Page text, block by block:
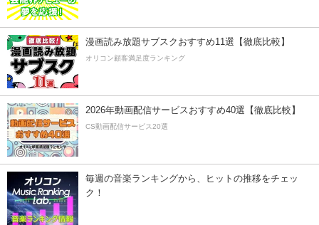
漫画読み放題サブスクおすすめ11選【徹底比較】
オリコン顧客満足度ランキング
2026年動画配信サービスおすすめ40選【徹底比較】
CS動画配信サービス20選
毎週の音楽ランキングから、ヒットの推移をチェッ
ク！